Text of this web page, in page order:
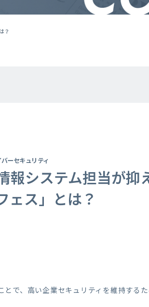
？
ーセキュリティ
報システム担当が抑
ェス」とは？
で、高い企業セキュリティを維持する